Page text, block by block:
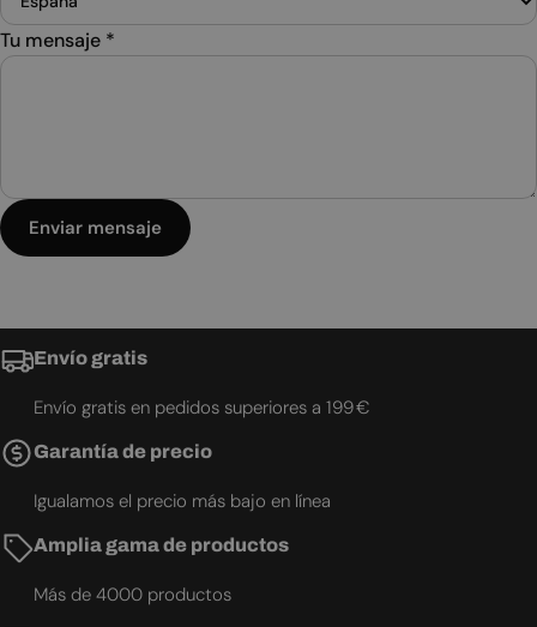
Tu mensaje *
Enviar mensaje
Envío gratis
Envío gratis en pedidos superiores a 199 €
Garantía de precio
Igualamos el precio más bajo en línea
Amplia gama de productos
Más de 4000 productos